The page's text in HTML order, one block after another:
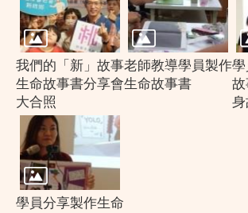
我們的「新」故事
生命故事書分享會
大合照
老師教導學員製作
生命故事書
故
學員分享製作生命